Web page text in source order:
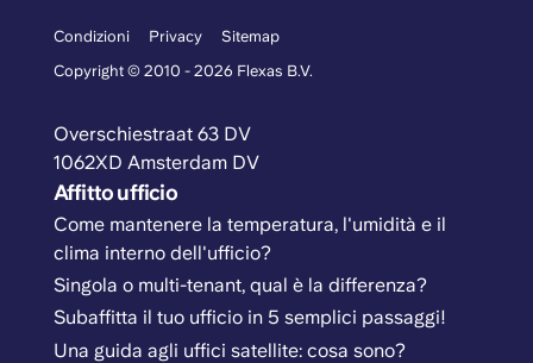
Condizioni Privacy
Sitemap
Copyright © 2010 - 2026 Flexas B.V.
Overschiestraat 63 DV
1062XD Amsterdam DV
Affitto ufficio
Come mantenere la temperatura, l'umidità e il
clima interno dell'ufficio?
Singola o multi-tenant, qual è la differenza?
Subaffitta il tuo ufficio in 5 semplici passaggi!
Una guida agli uffici satellite: cosa sono?